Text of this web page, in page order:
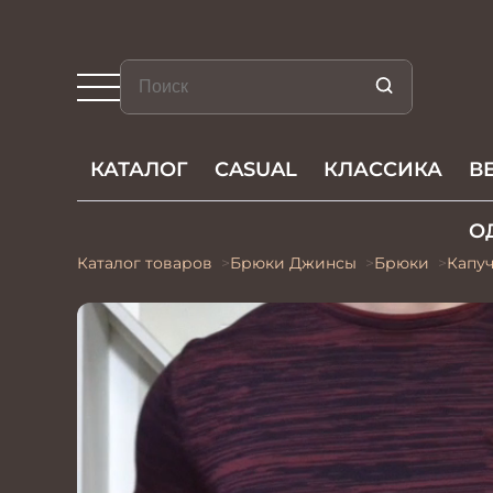
КАТАЛОГ CASUAL КЛАССИКА
Каталог товаров Брюки Джинсы Брюки